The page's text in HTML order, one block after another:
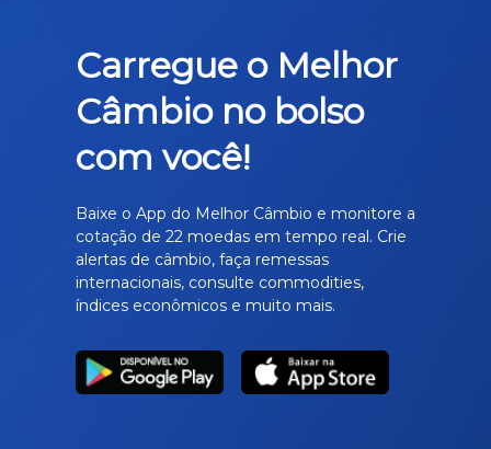
Carregue o Melhor
Câmbio no bolso
com você!
Baixe o App do Melhor Câmbio e monitore a
cotação de 22 moedas em tempo real. Crie
alertas de câmbio, faça remessas
internacionais, consulte commodities,
índices econômicos e muito mais.